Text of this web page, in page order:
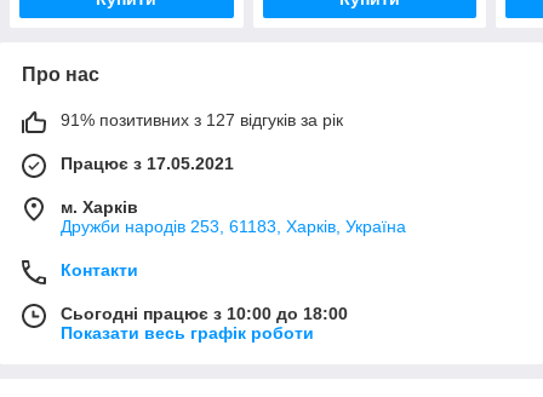
Про нас
91% позитивних з 127 відгуків за рік
Працює з 17.05.2021
м. Харків
Дружби народів 253, 61183, Харків, Україна
Контакти
Сьогодні працює з 10:00 до 18:00
Показати весь графік роботи